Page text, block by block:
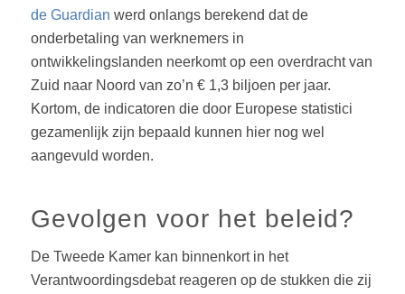
de Guardian werd onlangs berekend dat de
onderbetaling van werknemers in
ontwikkelingslanden neerkomt op een overdracht van
Zuid naar Noord van zo’n € 1,3 biljoen per jaar.
Kortom, de indicatoren die door Europese statistici
gezamenlijk zijn bepaald kunnen hier nog wel
aangevuld worden.
Gevolgen voor het beleid?
De Tweede Kamer kan binnenkort in het
Verantwoordingsdebat reageren op de stukken die zij